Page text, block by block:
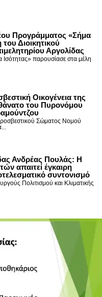
Προγράμματος «Σήμα
Διοικητικού
Αργολίδας
παρουσίασε στα μέλη
Οικογένεια της
του Πυρονόμου
Σώματος Νομού
Ανδρέας Πουλάς: Η
απαιτεί έγκαιρη
συντονισμό
Πολιτισμού και Κλιματικής